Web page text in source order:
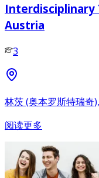
Austria
3
林茨 (奥本罗斯特瑞奇
阅读更多